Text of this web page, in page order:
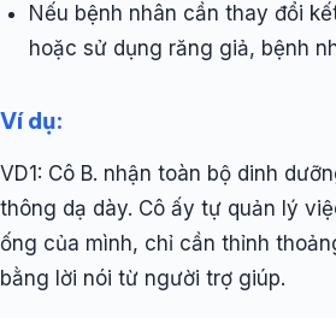
Nếu bệnh nhân cần thay đổi
hoặc sử dụng răng giả, bệnh
Ví dụ:
VD1: Cô B. nhận toàn bộ dinh
thông dạ dày. Cô ấy tự quản lý
ống của mình, chỉ cần thỉnh
bằng lời nói từ người trợ giúp.